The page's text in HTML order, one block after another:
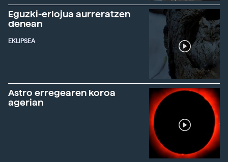
Eguzki-erlojua aurreratzen
denean
EKLIPSEA
Astro erregearen koroa
agerian